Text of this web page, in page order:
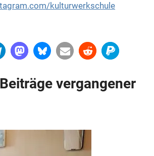
Anzeige
kulturwerkschule
vergangener